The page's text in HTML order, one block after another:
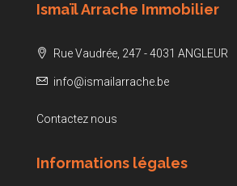
Ismaïl Arrache Immobilier
Rue Vaudrée, 247 - 4031 ANGLEUR
info@ismailarrache.be
Contactez nous
Informations légales